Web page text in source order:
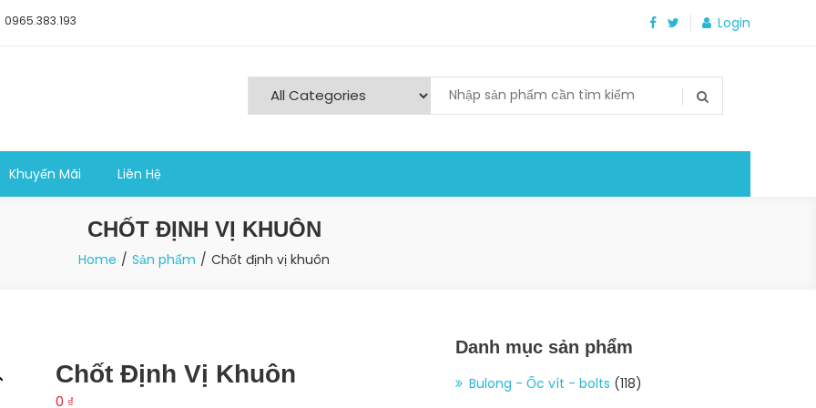
0965.383.193 Login
Khuyến Mãi Liên Hệ
CHỐT ĐỊNH VỊ KHUÔN
Home Sản phẩm Chốt định vị khuôn
Chốt Định Vị Khuôn
0 ₫
Danh mục sản phẩm
Bulong - Ốc vít - bolts (118)